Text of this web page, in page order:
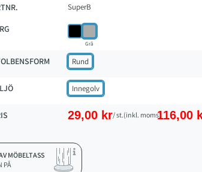
SuperB
Grå
Rund
Innegolv
29,00 kr/ st.(inkl. moms)116,00
MÖBELTASS
PÅ